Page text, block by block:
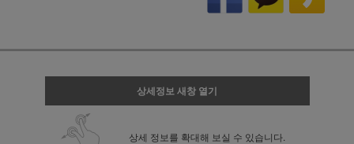
상세정보 새창 열기
상세 정보를 확대해 보실 수 있습니다.